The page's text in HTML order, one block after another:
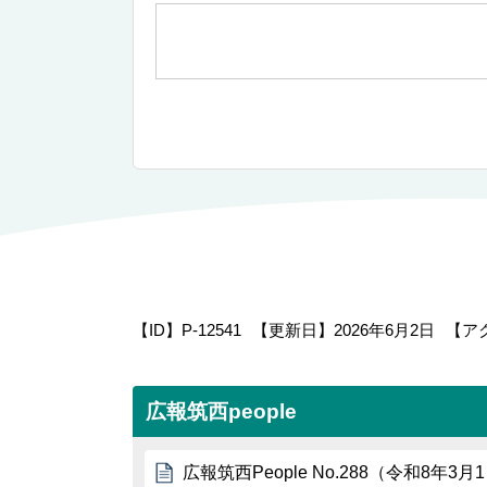
【ID】 P-12541 【更新日】 2026年6月2日 【
広報筑西people
広報筑西People No.288（令和8年3月